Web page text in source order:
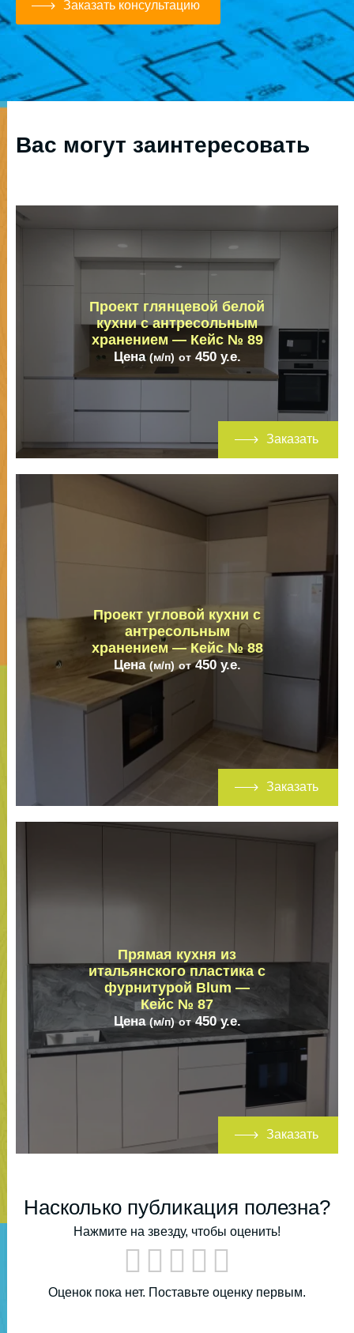
Заказать консультацию
Вас могут заинтересовать
Проект глянцевой белой
кухни с антресольным
хранением — Кейс № 89
Цена(м/п) от450 у.е.
Заказать
Проект угловой кухни с
антресольным
хранением — Кейс № 88
Цена (м/п) от450 у.е.
Заказать
Прямая кухня из
итальянского пластика с
фурнитурой Blum —
Кейс № 87
Цена(м/п) от450у.е.
Заказать
Насколько публикация полезна?
Нажмите на звезду, чтобы оценить!
Оценок пока нет. Поставьте оценку первым.